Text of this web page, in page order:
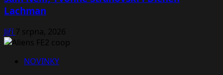
Lachman
Jiří7 srpna, 2026
NOVINKY